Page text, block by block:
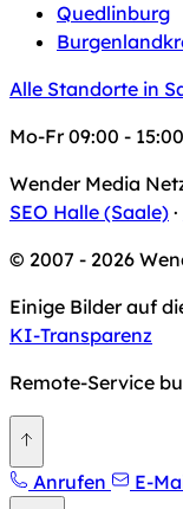
Quedlinburg
Alle Standorte in
Mo-Fr 09:00 -
Wender Media
SEO Halle (Saale) ·
© 2007 - 2026
Einige Bilder auf
KI-Transparenz
Remote-Service
Anrufen E-